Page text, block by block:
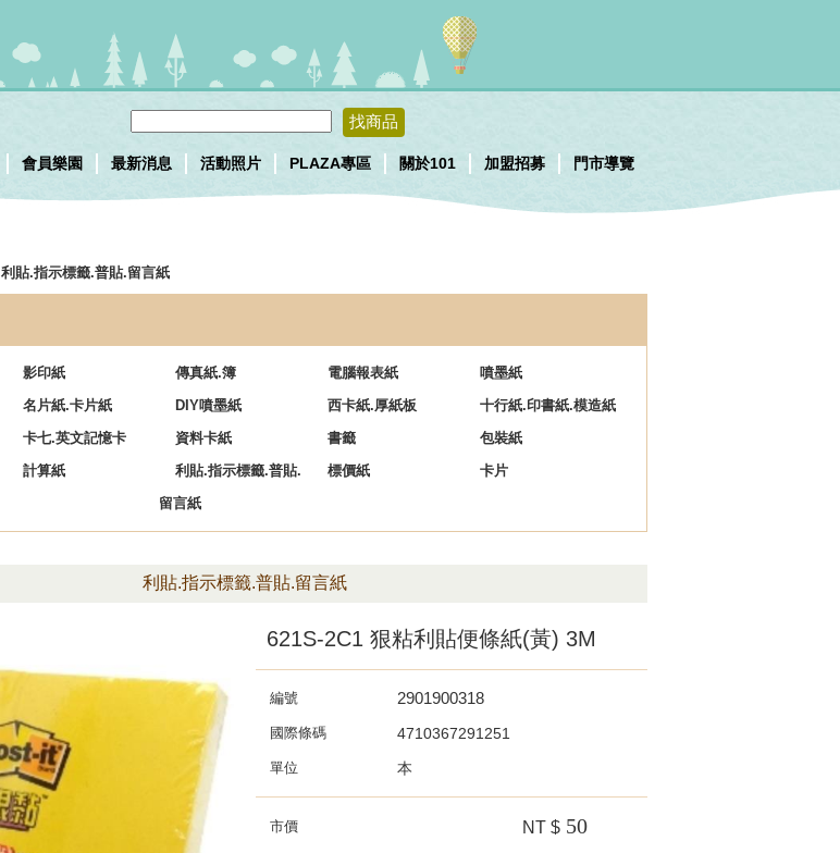
找商品
會員樂園 最新消息 活動照片 PLAZA專區 關於101 加盟招募 門市導覽
利貼.指示標籤.普貼.留言紙
影印紙 傳真紙.簿 電腦報表紙
噴墨紙
名片紙.卡片紙 DIY噴墨紙 西卡紙.厚紙板
十行紙.印書紙.模造紙
卡七.英文記憶卡 資料卡紙 書籤
包裝紙
計算紙
利貼.指示標籤.普貼.
留言紙
標價紙
卡片
利貼.指示標籤.普貼.留言紙
621S-2C1 狠粘利貼便條紙(黃) 3M
編號 2901900318
國際條碼 4710367291251
單位 本
市價 NT $ 50